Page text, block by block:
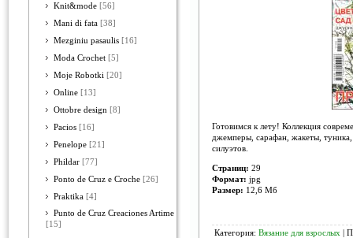
Knit&mode [56]
Mani di fata [38]
Mezginiu pasaulis [16]
Moda Crochet [5]
Moje Robotki [20]
Online [13]
Ottobre design [8]
Pacios [16]
Penelope [21]
Phildar [77]
Ponto de Cruz e Croche [26]
Praktika [4]
Punto de Cruz Creaciones Artime
[15]
Готовимся к лету! Коллекция
джемперы, сарафан, жакеты,
силуэтов.
Страниц: 29
Формат: jpg
Размер: 12,6 Мб
Категория: Вязание для взрослых |